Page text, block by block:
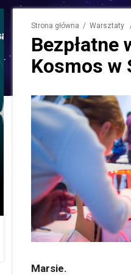
Strona główna / Warsztaty
Kosmos w
Marsie.